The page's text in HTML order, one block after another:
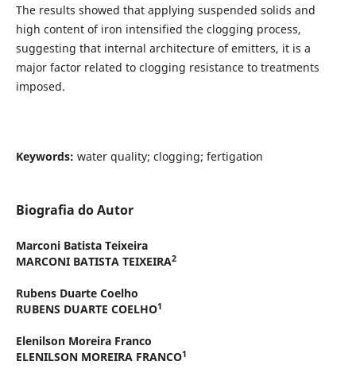
The results showed that applying suspended solids and
high content of iron intensified the clogging process,
suggesting that internal architecture of emitters, it is a
major factor related to clogging resistance to treatments
imposed.
Keywords: water quality; clogging; fertigation
Biografia do Autor
Marconi Batista Teixeira
MARCONI BATISTA TEIXEIRA2
Rubens Duarte Coelho
RUBENS DUARTE COELHO1
Elenilson Moreira Franco
ELENILSON MOREIRA FRANCO1